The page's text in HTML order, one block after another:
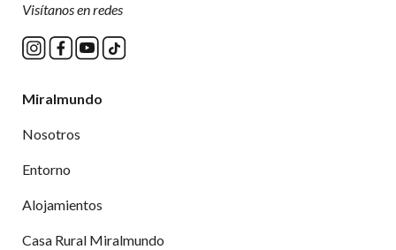
Visítanos en redes
Miralmundo
Nosotros
Entorno
Alojamientos
Casa Rural Miralmundo